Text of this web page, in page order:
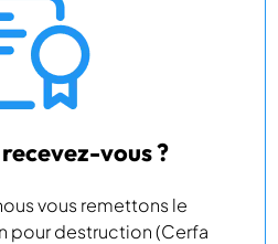
vous ?
vous remettons le
pour destruction (Cerfa